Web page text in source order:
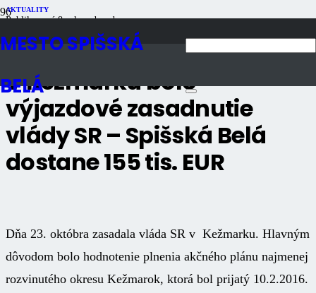
MESTO SPIŠSKÁ
BELÁ
AKTUALITY
Publikované8 rokov dozadu
V Kežmarku bolo
výjazdové zasadnutie
vlády SR – Spišská Belá
dostane 155 tis. EUR
Dňa 23. októbra zasadala vláda SR v Kežmarku. Hlavným
dôvodom bolo hodnotenie plnenia akčného plánu najmenej
rozvinutého okresu Kežmarok, ktorá bol prijatý 10.2.2016.